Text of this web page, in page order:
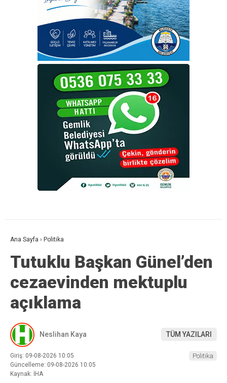
Ana Sayfa › Politika
Tutuklu Başkan Günel’den
cezaevinden mektuplu
açıklama
Neslihan Kaya TÜM YAZILARI
Giriş: 09-08-2026 10:05
Güncelleme: 09-08-2026 10:05
Kaynak: İHA
Politika